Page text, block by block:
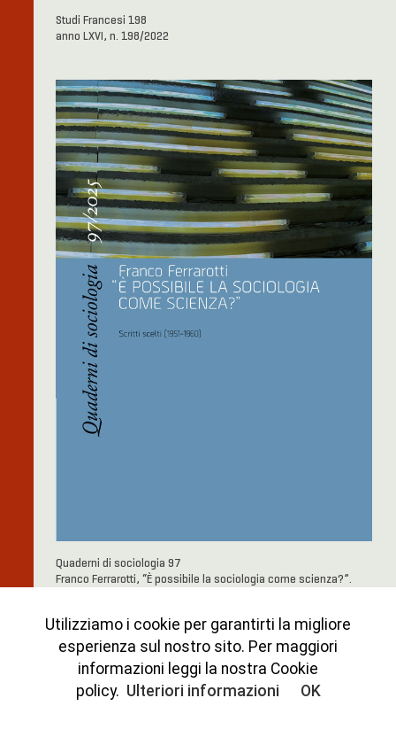
Studi Francesi 198
anno LXVI, n. 198/2022
Quaderni di sociologia 97
Franco Ferrarotti, “È possibile la sociologia come scienza?”.
Utilizziamo i cookie per garantirti la migliore
esperienza sul nostro sito. Per maggiori
informazioni leggi la nostra Cookie
policy. Ulteriori informazioni OK